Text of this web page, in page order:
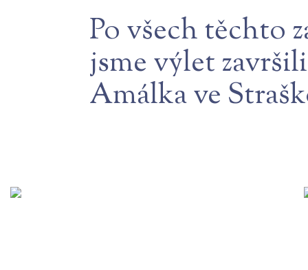
Po všech těchto
jsme výlet
Amálka ve